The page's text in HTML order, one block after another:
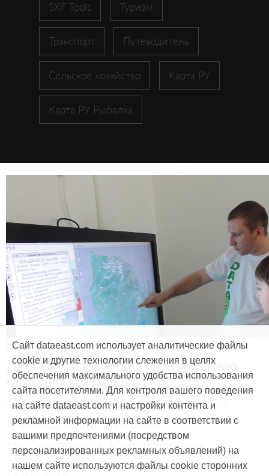
SXF Tools Туризм
Транспорт Путеводитель
Сельское хозяйство Карта РУ
Карта РУ Рыбалка
Продукты и услуги
Дата Ист разработала интерактивную
карту для краеведов
#CarryMap #Интерактивная карта #ArcGIS
#Природа #Дети #География
#Мобильная карта #Веб-приложение
Сайт dataeast.com использует аналитические файлы
cookie и другие технологии слежения в целях
обеспечения максимального удобства использования
сайта посетителями. Для контроля вашего поведения
на сайте dataeast.com и настройки контента и
рекламной информации на сайте в соответствии с
вашими предпочтениями (посредством
персонализированных рекламных объявлений) на
нашем сайте используются файлы cookie сторонних